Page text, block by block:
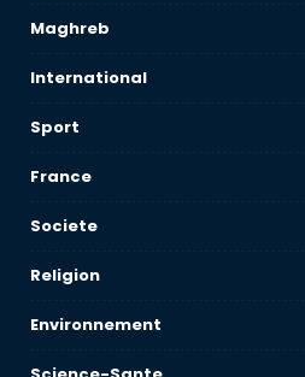
Maghreb
International
Sport
France
Societe
Religion
Environnement